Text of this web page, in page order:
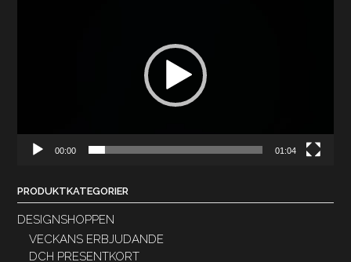
00:00 01:04
PRODUKTKATEGORIER
DESIGNSHOPPEN
VECKANS ERBJUDANDE
DCH PRESENTKORT